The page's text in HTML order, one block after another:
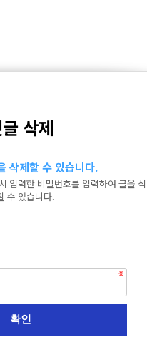
삭제
삭제할 수 있습니다.
입력한 비밀번호를 입력하여 글을 삭
수 있습니다.